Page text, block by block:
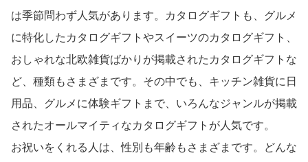
は季節問わず人気があります。カタログギフトも、グルメ
に特化したカタログギフトやスイーツのカタログギフト、
おしゃれな北欧雑貨ばかりが掲載されたカタログギフトな
ど、種類もさまざまです。その中でも、キッチン雑貨に日
用品、グルメに体験ギフトまで、いろんなジャンルが掲載
されたオールマイティなカタログギフトが人気です。
お祝いをくれる人は、性別も年齢もさまざまです。どんな